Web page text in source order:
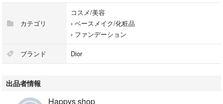
カテゴリ
コスメ/美容
› ベースメイク/化粧品
› ファンデーション
ブランド Dior
出品者情報
Happys shop